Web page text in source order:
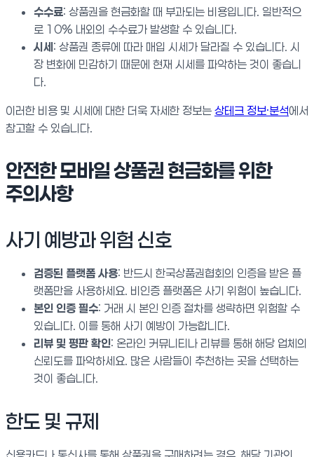
수수료: 상품권을 현금화할 때 부과되는 비용입니다. 일반적으
로 10% 내외의 수수료가 발생할 수 있습니다.
시세: 상품권 종류에 따라 매입 시세가 달라질 수 있습니다. 시
장 변화에 민감하기 때문에 현재 시세를 파악하는 것이 좋습니
다.
이러한 비용 및 시세에 대한 더욱 자세한 정보는 상테크 정보·분석에서
참고할 수 있습니다.
안전한 모바일 상품권 현금화를 위한
주의사항
사기 예방과 위험 신호
검증된 플랫폼 사용: 반드시 한국상품권협회의 인증을 받은 플
랫폼만을 사용하세요. 비인증 플랫폼은 사기 위험이 높습니다.
본인 인증 필수: 거래 시 본인 인증 절차를 생략하면 위험할 수
있습니다. 이를 통해 사기 예방이 가능합니다.
리뷰 및 평판 확인: 온라인 커뮤니티나 리뷰를 통해 해당 업체의
신뢰도를 파악하세요. 많은 사람들이 추천하는 곳을 선택하는
것이 좋습니다.
한도 및 규제